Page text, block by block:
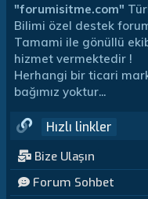
"forumisitme.com"
Bilimi özel destek
Tamami ile gönüllü
hizmet vermektedir !
Herhangi bir ticari
bağımız yoktur...
Hızlı linkler
Bize Ulaşın
Forum Sohbet